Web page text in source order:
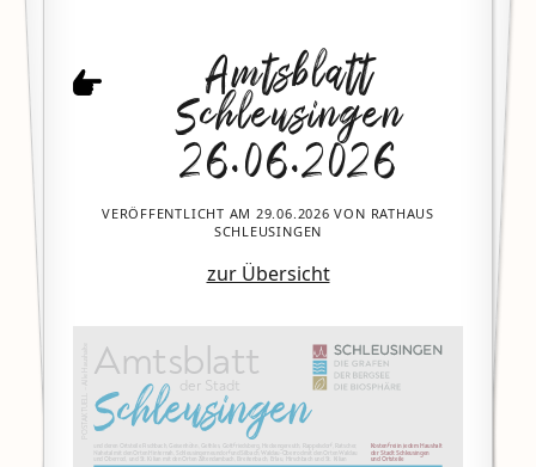
Amtsblatt
Schleusingen
26.06.2026
VERÖFFENTLICHT AM 29.06.2026 VON RATHAUS
SCHLEUSINGEN
zur Übersicht